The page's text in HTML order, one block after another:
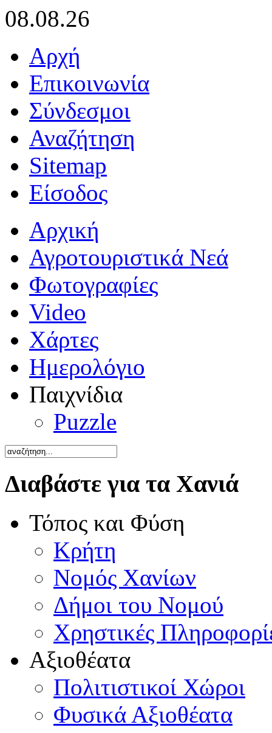
08.08.26
Αρχή
Επικοινωνία
Σύνδεσμοι
Αναζήτηση
Sitemap
Είσοδος
Αρχική
Αγροτουριστικά Νεά
Φωτογραφίες
Video
Χάρτες
Ημερολόγιο
Παιχνίδια
Puzzle
Διαβάστε για τα Χανιά
Τόπος και Φύση
Κρήτη
Νομός Χανίων
Δήμοι του Νομού
Χρηστικές
Αξιοθέατα
Πολιτιστικοί Χώροι
Φυσικά Αξιοθέατα